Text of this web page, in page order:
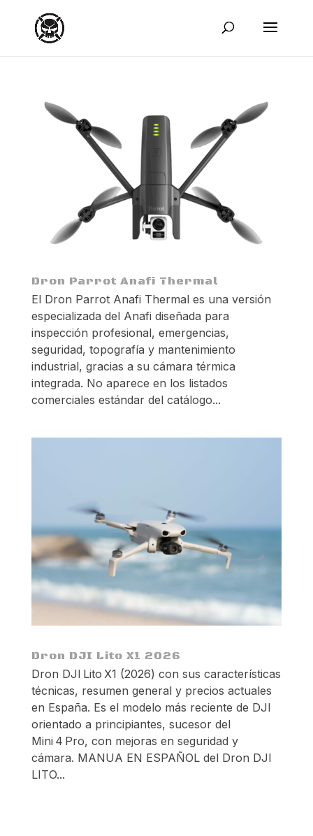
Dron Parrot Anafi Thermal
El Dron Parrot Anafi Thermal es una versión
especializada del Anafi diseñada para
inspección profesional, emergencias,
seguridad, topografía y mantenimiento
industrial, gracias a su cámara térmica
integrada. No aparece en los listados
comerciales estándar del catálogo...
Dron DJI Lito X1 2026
Dron DJI Lito X1 (2026) con sus características
técnicas, resumen general y precios actuales
en España. Es el modelo más reciente de DJI
orientado a principiantes, sucesor del
Mini 4 Pro, con mejoras en seguridad y
cámara. MANUA EN ESPAÑOL del Dron DJI
LITO...